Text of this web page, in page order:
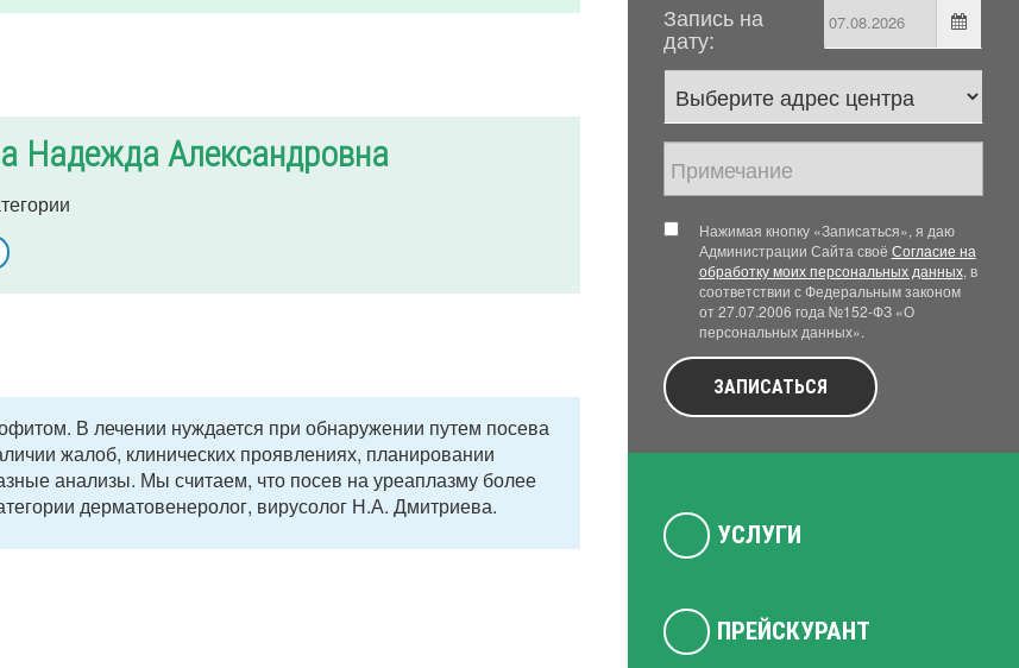
Надежда Александровна
В лечении нуждается при обнаружении путем посева
жалоб, клинических проявлениях, планировании
анализы. Мы считаем, что посев на уреаплазму более
дерматовенеролог, вирусолог Н.А. Дмитриева.
Запись на
дату:
Нажимая кнопку «Записаться», я даю
Администрации Сайта своё Согласие на
обработку моих персональных данных, в
соответствии с Федеральным законом
от 27.07.2006 года №152-ФЗ «О
персональных данных».
ЗАПИСАТЬСЯ
УСЛУГИ
ПРЕЙСКУРАНТ